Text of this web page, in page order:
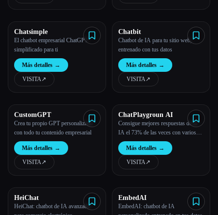
Chatsimple
El chatbot empresarial ChatGPT
simplificado para ti
Más detalles →
VISITA↗︎
Chatbit
Chatbot de IA para tu sitio web,
entrenado con tus datos
Más detalles →
VISITA↗︎
CustomGPT
Crea tu propio GPT personalizado
con todo tu contenido empresarial
Más detalles →
VISITA↗︎
ChatPlaygroun AI
Consigue mejores respuestas de la
IA el 73% de las veces con varios
chatbots
Más detalles →
VISITA↗︎
HeiChat
HeiChat: chatbot de IA avanzado
EmbedAI
EmbedAI: chatbot de IA